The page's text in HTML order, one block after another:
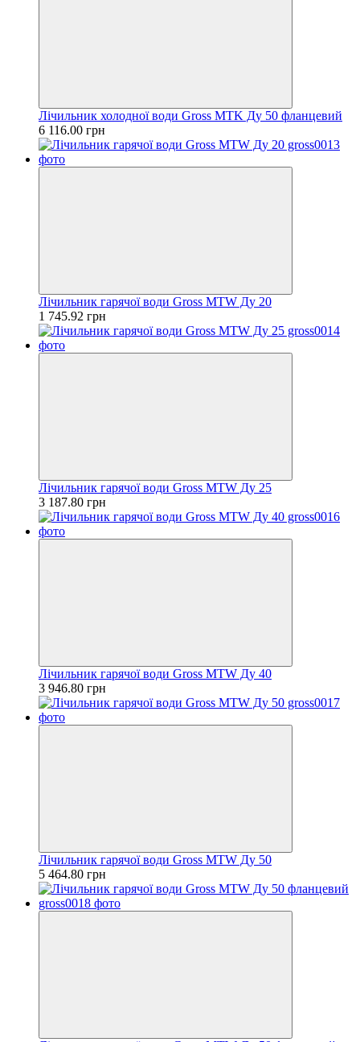
Лічильник холодної води Gross MTK Ду 50 фланцевий
6 116.00 грн
Лічильник гарячої води Gross MTW Ду 20
1 745.92 грн
Лічильник гарячої води Gross MTW Ду 25
3 187.80 грн
Лічильник гарячої води Gross MTW Ду 40
3 946.80 грн
Лічильник гарячої води Gross MTW Ду 50
5 464.80 грн